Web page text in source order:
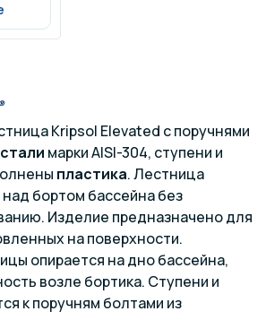
Kripsol Elevated с поручнями
марки AISI-304, ступени и
пластика. Лестница
бортом бассейна без
Изделие предназначено для
на поверхности.
опирается на дно бассейна,
возле бортика. Ступени и
к поручням болтами из